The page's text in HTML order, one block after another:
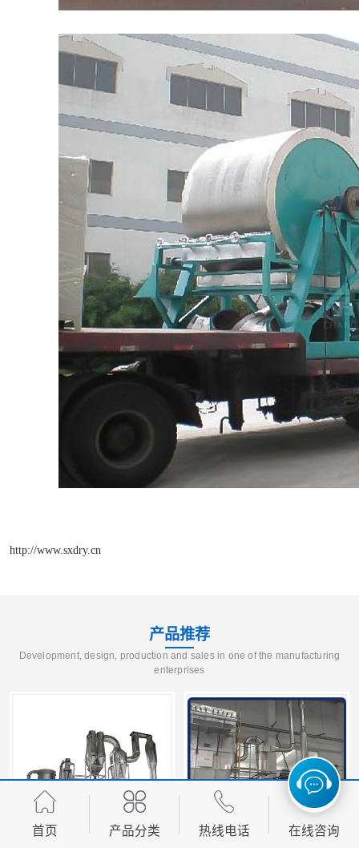
http://www.sxdry.cn
产品推荐
Development, design, production and sales in one of the manufacturing
enterprises
首页 产品分类 热线电话 在线咨询